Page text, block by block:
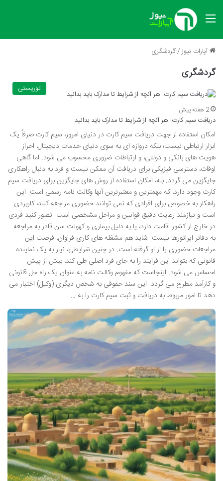
منو
آپارات نیوز/گردشگری
گردشگری
توریستی
2 هفته پیش
دریافت سیم کارت: هر آنچه از شرایط تا مدارک باید بدانید
امکان استفاده از جهت دریافت سیم کارت در دنیای امروز، سیم کارت صرفاً یک
ابزار ارتباطی نیست؛ بلکه دروازه ای به سوی دنیای خدمات دیجیتال، احراز
هویت های بانکی و دولتی، و ارتباطات ضروری محسوب می شود. اما گاهی
اوقات، دسترسی فیزیکی برای دریافت آن ممکن نیست و فرد به دنبال راهکاری
جایگزین می گردد. بله، امکان استفاده از روش های جایگزین برای دریافت سیم
کارت وجود دارد، که مهمترین و معتبرترین آنها وکالت نامه رسمی است. این
راهکار به خصوص برای افرادی که نمی توانند حضوری مراجعه کنند، کاربردی
است و نیازمند رعایت دقیق قوانین و مراحل مشخصی است. تصور کنید فردی
در خارج از کشور اقامت دارد، یا به دلیل بیماری و کهولت سن قادر به مراجعه
به دفاتر اپراتورها نیست. شاید هم مشغله های کاری فراوان، فرصت این
مراجعات حضوری را از او گرفته است. در چنین شرایطی، نیاز به یک نماینده
قانونی که بتواند این فرایند را به جای فرد اصلی طی کند، بیش از پیش
احساس می شود. اینجاست که مفهوم وکالت نامه به عنوان یک راه حل قانونی
و کارآمد مطرح می گردد. این سند حقوقی به شخص دیگری (وکیل) اختیار می
دهد تا امور مربوط به دریافت و ثبت سیم کارت را به …